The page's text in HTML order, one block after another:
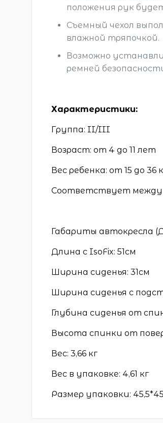
положения рук
Съемный чехол
влажной тряпочкой.
Возможно
ремней
Характеристики:
Группа: II/III
Возраст: от 4 до 11 лет
Вес ребенка: от 15 до 36
Соответствует
Габариты автокресла
Длина с IsoFix: 51см
Ширина сиденья: 31см
Ширина сиденья с
Глубина сиденья от
Высота спинки от
Вес: 3,66 кг
Вес в упаковке: 4,61 кг
Размер упаковки: